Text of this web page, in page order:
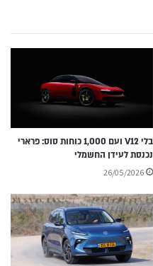
בלי V12 ועם 1,000 כוחות סוס: פרארי
נכנסת לעידן החשמלי
26/05/2026